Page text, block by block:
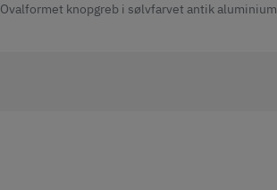
Ovalformet knopgreb i sølvfarvet antik aluminium